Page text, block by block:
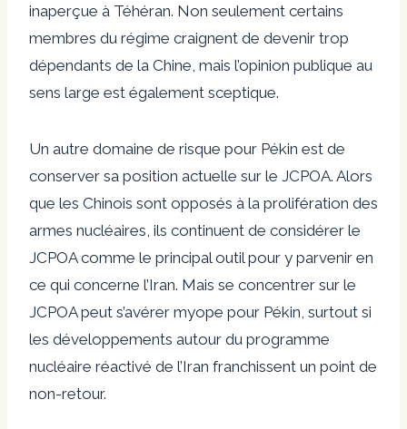
inaperçue à Téhéran. Non seulement certains
membres du régime craignent de devenir trop
dépendants de la Chine, mais l’opinion publique au
sens large est également sceptique.
Un autre domaine de risque pour Pékin est de
conserver sa position actuelle sur le JCPOA. Alors
que les Chinois sont opposés à la prolifération des
armes nucléaires, ils continuent de considérer le
JCPOA comme le principal outil pour y parvenir en
ce qui concerne l’Iran. Mais se concentrer sur le
JCPOA peut s’avérer myope pour Pékin, surtout si
les développements autour du programme
nucléaire réactivé de l’Iran franchissent un point de
non-retour.